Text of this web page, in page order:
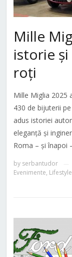
Mille
istorie
roți
Mille Miglia 2025
430 de bijuterii
adus istoriei
eleganță și
Roma – și înapoi
by serbantudor
Evenimente, Lifestyle